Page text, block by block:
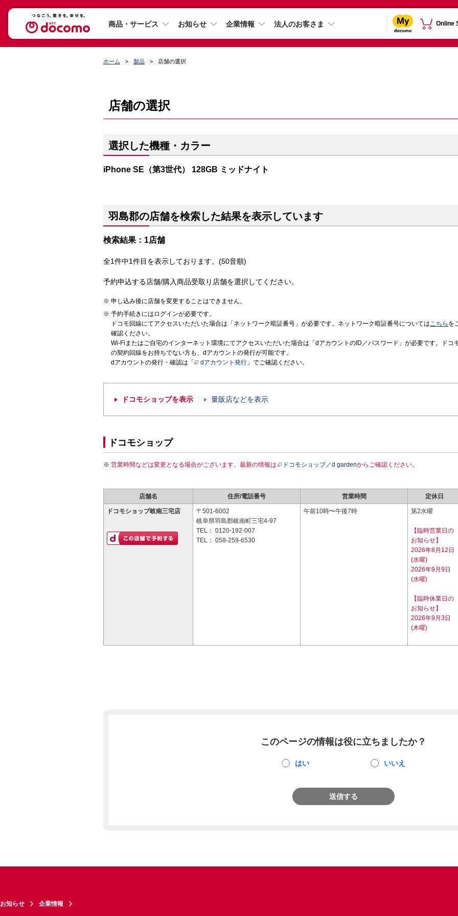
商品・サービス お知らせ 企業情報 法人のお客さま Online
ホーム 製品 店舗の選択
店舗の選択
選択した機種・カラー
iPhone SE（第3世代） 128GB ミッドナイト
羽島郡の店舗を検索した結果を表示しています
検索結果：1店舗
全1件中1件目を表示しております。(50音順)
予約申込する店舗/購入商品受取り店舗を選択してください。
申し込み後に店舗を変更することはできません。
予約手続きにはログインが必要です。
ドコモ回線にてアクセスいただいた場合は「ネットワーク暗証番号」が必要です。ネットワーク暗証番号についてはこちら を
確認ください。
Wi-Fiまたはご自宅のインターネット環境にてアクセスいただいた場合は「dアカウントのID／パスワード」が必要です。ドコ
の契約回線をお持ちでない方も、dアカウントの発行が可能です。
dアカウントの発行・確認は「
dアカウント発行 」でご確認ください。
ドコモショップを表示 量販店などを表示
ドコモショップ
営業時間などは変更となる場合がございます。最新の情報は ドコモショップ／d gardenからご確認ください。
店舗名 住所/電話番号 営業時間 定休日
ドコモショップ岐南三宅店
〒501-6002
岐阜県羽島郡岐南町三宅4-97
TEL： 0120-192-007
TEL： 058-259-6530
午前10時〜午後7時 第2水曜
【臨時営業日の
お知らせ】
2026年8月12日
(水曜)
2026年9月9日
(水曜)
【臨時休業日の
お知らせ】
2026年9月3日
(木曜)
このページの情報は役に立ちましたか？
はい いいえ
送信する
お知らせ 企業情報